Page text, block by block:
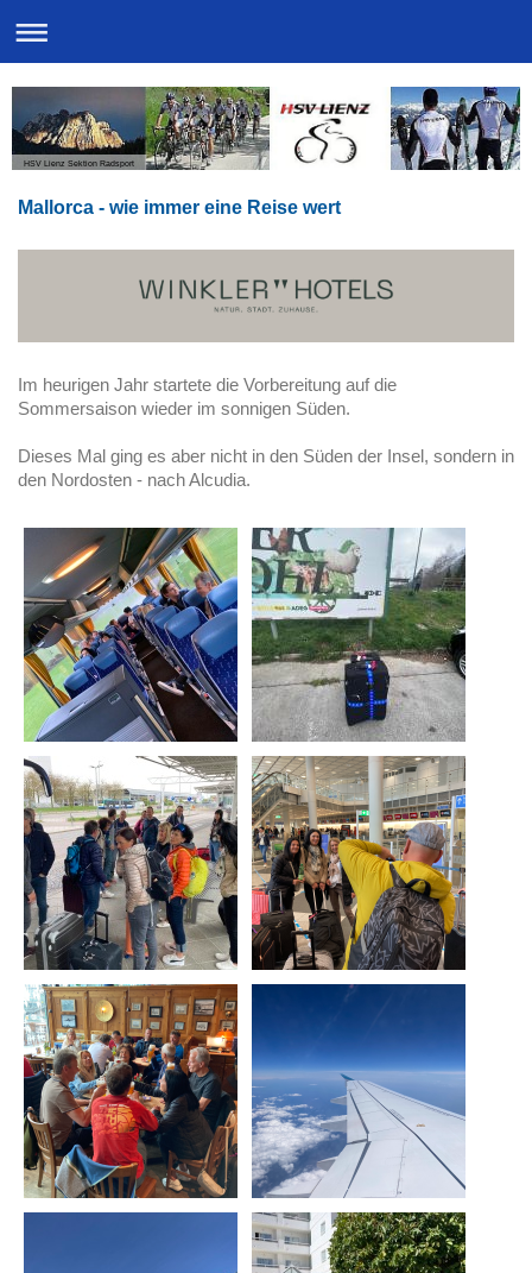
HSV Lienz Sektion Radsport
Mallorca - wie immer eine Reise wert
Im heurigen Jahr startete die Vorbereitung auf die
Sommersaison wieder im sonnigen Süden.
Dieses Mal ging es aber nicht in den Süden der Insel, sondern in
den Nordosten - nach Alcudia.